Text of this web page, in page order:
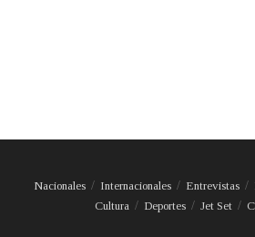
Nacionales Internacionales Entrevistas
Cultura
Deportes Jet Set